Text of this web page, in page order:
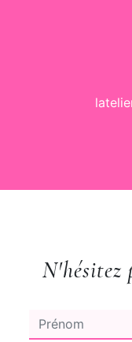
N'hésitez